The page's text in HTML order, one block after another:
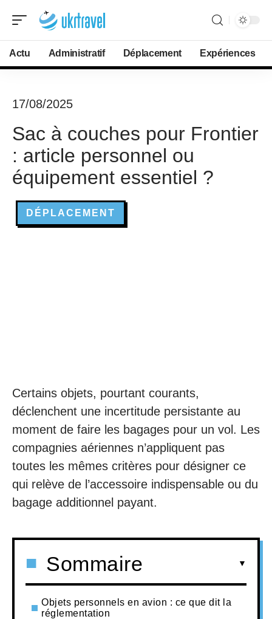
Actu Administratif Déplacement Expériences
17/08/2025
Sac à couches pour Frontier
: article personnel ou
équipement essentiel ?
DÉPLACEMENT
Certains objets, pourtant courants,
déclenchent une incertitude persistante au
moment de faire les bagages pour un vol. Les
compagnies aériennes n’appliquent pas
toutes les mêmes critères pour désigner ce
qui relève de l’accessoire indispensable ou du
bagage additionnel payant.
Sommaire
Objets personnels en avion : ce que dit la
réglementation